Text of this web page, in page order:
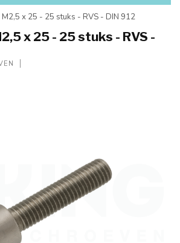
x 25 - 25 stuks - RVS - DIN 912
x 25 - 25 stuks - RVS -